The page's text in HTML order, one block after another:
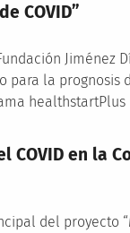
COVID”
Jiménez
la prognosis
healthstartPlus
COVID en la
del proyecto